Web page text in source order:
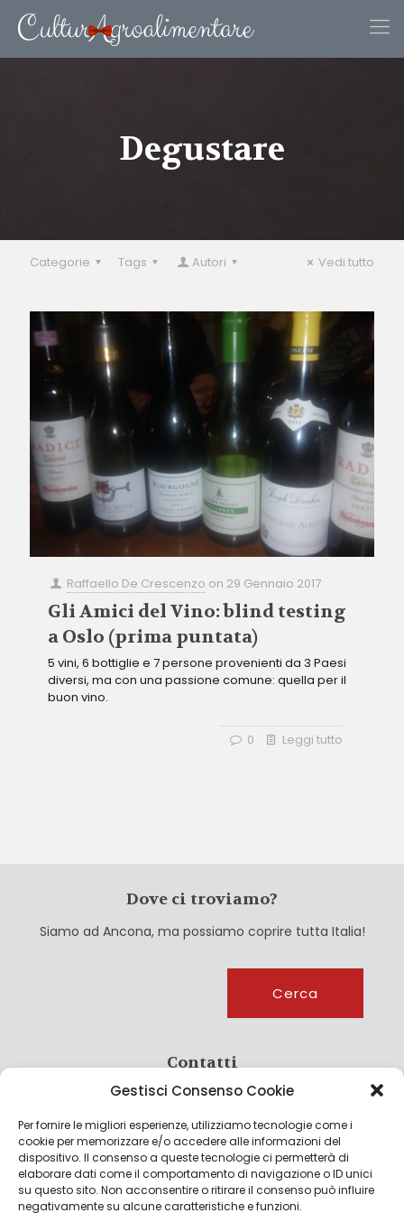
Gestisci Consenso Cookie
Per fornire le migliori esperienze, utilizziamo tecnologie come i
cookie per memorizzare e/o accedere alle informazioni del
dispositivo. Il consenso a queste tecnologie ci permetterà di
elaborare dati come il comportamento di navigazione o ID unici
su questo sito. Non acconsentire o ritirare il consenso può influire
negativamente su alcune caratteristiche e funzioni.
Degustare
Categorie Tags Autori Vedi tutto
Raffaello De Crescenzo on 29 Gennaio 2017
Gli Amici del Vino: blind testing
a Oslo (prima puntata)
5 vini, 6 bottiglie e 7 persone provenienti da 3 Paesi
diversi, ma con una passione comune: quella per il
buon vino.
0 Leggi tutto
Dove ci troviamo?
Siamo ad Ancona, ma possiamo coprire tutta Italia!
Cerca
Contatti
info@culturagroalimentare.com
Note legali